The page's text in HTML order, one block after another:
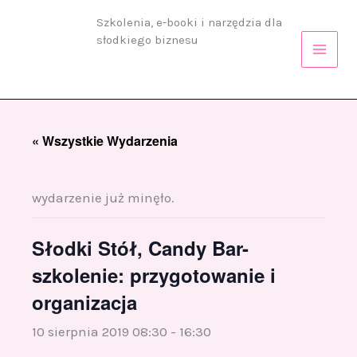
Szkolenia, e-booki i narzędzia dla
słodkiego biznesu
« Wszystkie Wydarzenia
wydarzenie już minęło.
Słodki Stół, Candy Bar-
szkolenie: przygotowanie i
organizacja
10 sierpnia 2019 08:30 - 16:30